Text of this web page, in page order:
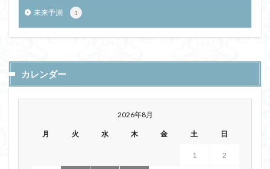
未来予測 1
カレンダー
2026年8月
月 火 水 木 金 土 日
1 2